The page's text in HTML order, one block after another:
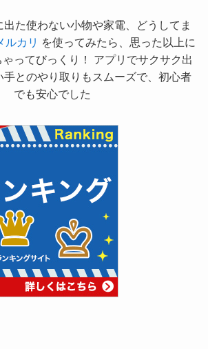
た使わない小物や家電、どうしてま
ルカリ を使ってみたら、思った以上に
ってびっくり！ アプリでサクサク出
手とのやり取りもスムーズで、初心者
でも安心でした